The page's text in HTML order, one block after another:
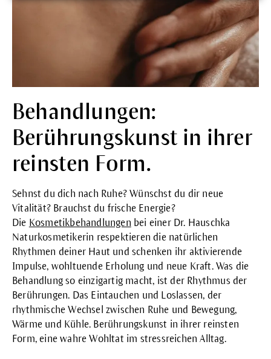
Behandlungen:
Berührungskunst in ihrer
reinsten Form.
Sehnst du dich nach Ruhe? Wünschst du dir neue
Vitalität? Brauchst du frische Energie?
Die Kosmetikbehandlungen bei einer Dr. Hauschka
Naturkosmetikerin respektieren die natürlichen
Rhythmen deiner Haut und schenken ihr aktivierende
Impulse, wohltuende Erholung und neue Kraft. Was die
Behandlung so einzigartig macht, ist der Rhythmus der
Berührungen. Das Eintauchen und Loslassen, der
rhythmische Wechsel zwischen Ruhe und Bewegung,
Wärme und Kühle. Berührungskunst in ihrer reinsten
Form, eine wahre Wohltat im stressreichen Alltag.